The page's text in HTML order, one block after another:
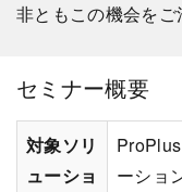
非ともこの機会をご
セミナー概要
対象ソリ
ューショ
ーショ